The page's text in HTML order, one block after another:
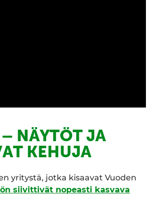
NÄYTÖT JA
KEHUJA
yritystä, jotka kisaavat Vuoden
siivittivät nopeasti kasvava